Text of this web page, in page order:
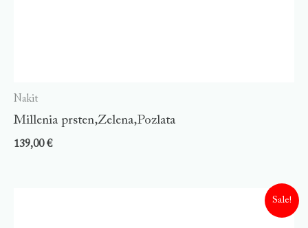
Nakit
Millenia prsten,Zelena,Pozlata
139,00€
Sale!